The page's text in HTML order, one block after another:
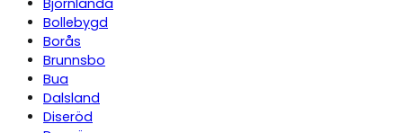
Björnlanda
Bollebygd
Borås
Brunnsbo
Bua
Dalsland
Diseröd